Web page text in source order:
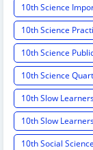
10th Science
10th Science
10th Science
10th Science
10th Slow
10th Slow
10th Social